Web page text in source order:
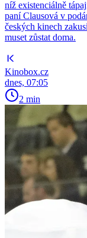
níž existenciálně
paní Clausová v
českých kinech
muset zůstat doma.
Kinobox.cz
dnes, 07:05
2 min